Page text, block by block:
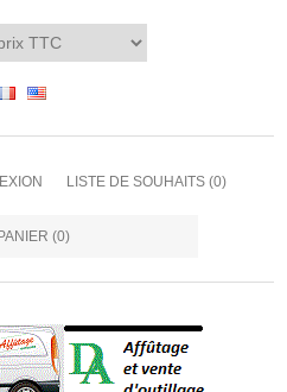
LISTE DE SOUHAITS (0)
PANIER (0)